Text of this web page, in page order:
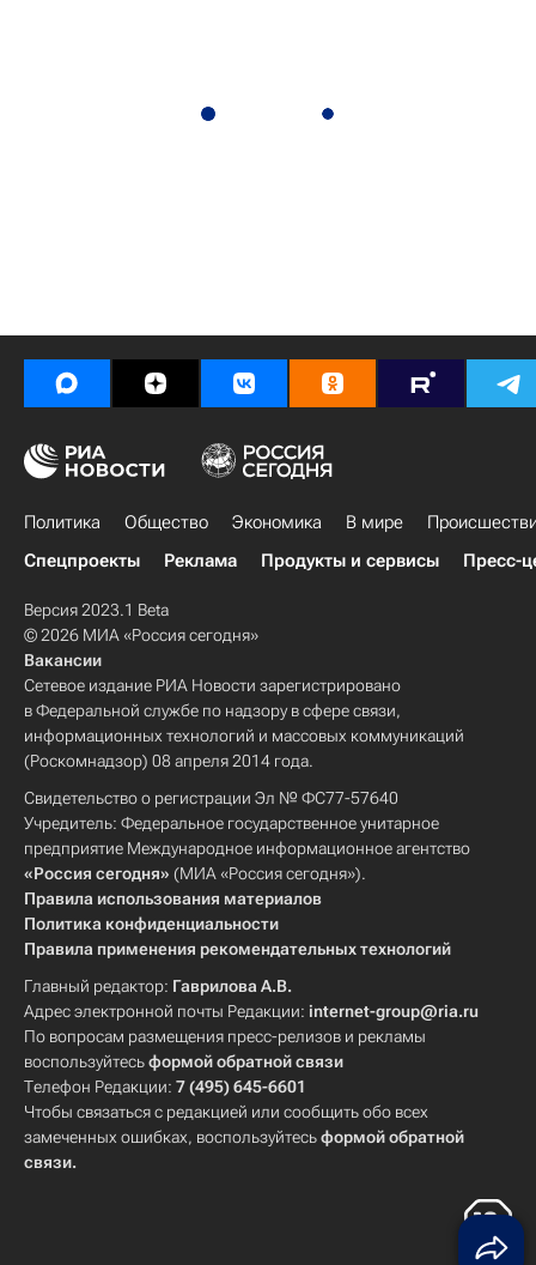
Политика Общество Экономика В мире
Спецпроекты
Реклама Продукты и сервисы Пресс-
Версия 2023.1 Beta
© 2026 МИА «Россия сегодня»
Вакансии
Сетевое издание РИА Новости зарегистрировано
в Федеральной службе по надзору в сфере связи,
информационных технологий и массовых коммуникаций
(Роскомнадзор) 08 апреля 2014 года.
Свидетельство о регистрации Эл № ФС77-57640
Учредитель: Федеральное государственное унитарное
предприятие Международное информационное агентство
«Россия сегодня» (МИА «Россия сегодня»).
Правила использования материалов
Политика конфиденциальности
Правила применения рекомендательных технологий
Главный редактор: Гаврилова А.В.
Адрес электронной почты Редакции: internet-group@ria.ru
По вопросам размещения пресс-релизов и рекламы
воспользуйтесьформой обратной связи
Телефон Редакции: 7 (495) 645-6601
Чтобы связаться с редакцией или сообщить обо всех
замеченных ошибках, воспользуйтесьформой обратной
связи.